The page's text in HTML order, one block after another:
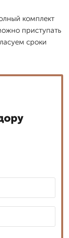
комплект
приступать
сроки